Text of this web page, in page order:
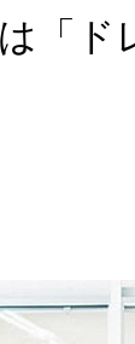
「ド